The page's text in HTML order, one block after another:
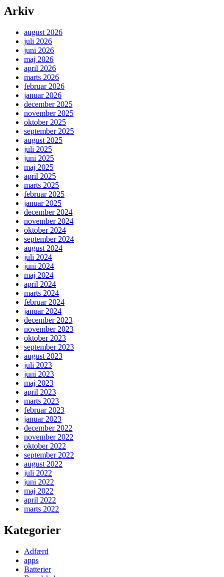
Arkiv
august 2026
juli 2026
juni 2026
maj 2026
april 2026
marts 2026
februar 2026
januar 2026
december 2025
november 2025
oktober 2025
september 2025
august 2025
juli 2025
juni 2025
maj 2025
april 2025
marts 2025
februar 2025
januar 2025
december 2024
november 2024
oktober 2024
september 2024
august 2024
juli 2024
juni 2024
maj 2024
april 2024
marts 2024
februar 2024
januar 2024
december 2023
november 2023
oktober 2023
september 2023
august 2023
juli 2023
juni 2023
maj 2023
april 2023
marts 2023
februar 2023
januar 2023
december 2022
november 2022
oktober 2022
september 2022
august 2022
juli 2022
juni 2022
maj 2022
april 2022
marts 2022
Kategorier
Adfærd
apps
Batterier